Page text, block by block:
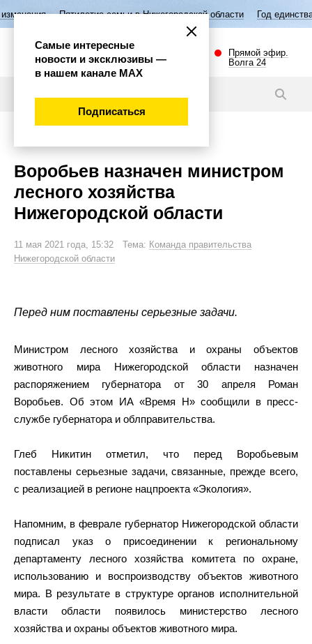
семьи в Нижегородской области Год единства народов
Прямой эфир.
Волга 24
Воробьев назначен министром
лесного хозяйства
Нижегородской области
11 мая 2021 года, 15:32 Тема: Команда правительства
Нижегородской области
Перед ним поставлены серьезные задачи.
Министром лесного хозяйства и охраны объектов
животного мира Нижегородской области назначен
распоряжением губернатора от 30 апреля Роман
Воробьев. Об этом ИА «Время Н» сообщили в пресс-
службе губернатора и облправительства.
Глеб Никитин отметил, что перед Воробьевым
поставлены серьезные задачи, связанные, прежде всего,
с реализацией в регионе нацпроекта «Экология».
Напомним, в феврале губернатор Нижегородской области
подписал указ о присоединении к региональному
департаменту лесного хозяйства комитета по охране,
использованию и воспроизводству объектов животного
мира. В результате в структуре органов исполнительной
власти области появилось министерство лесного
хозяйства и охраны объектов животного мира.
Самые интересные
новости и эксклюзивы —
в нашем канале МАХ
Подписаться